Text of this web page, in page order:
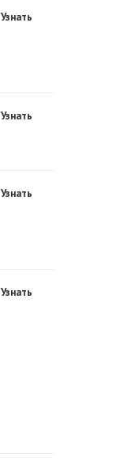
Узнать
Узнать
Узнать
Узнать